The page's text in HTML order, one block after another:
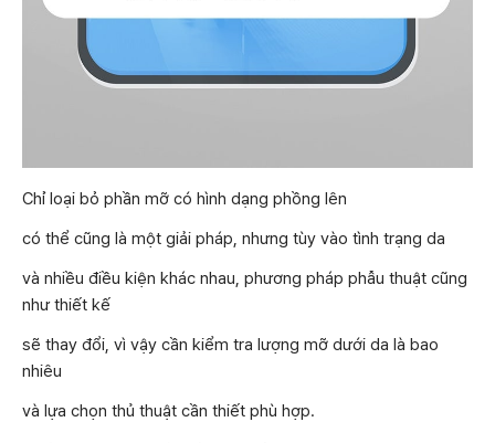
Chỉ loại bỏ phần mỡ có hình dạng phồng lên
có thể cũng là một giải pháp, nhưng tùy vào tình trạng da
và nhiều điều kiện khác nhau, phương pháp phẫu thuật cũng
như thiết kế
sẽ thay đổi, vì vậy cần kiểm tra lượng mỡ dưới da là bao
nhiêu
và lựa chọn thủ thuật cần thiết phù hợp.